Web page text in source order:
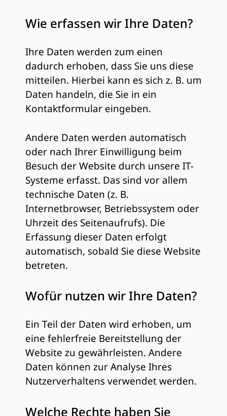
Wie erfassen wir Ihre Daten?
Ihre Daten werden zum einen
dadurch erhoben, dass Sie uns diese
mitteilen. Hierbei kann es sich z. B. um
Daten handeln, die Sie in ein
Kontaktformular eingeben.
Andere Daten werden automatisch
oder nach Ihrer Einwilligung beim
Besuch der Website durch unsere IT-
Systeme erfasst. Das sind vor allem
technische Daten (z. B.
Internetbrowser, Betriebssystem oder
Uhrzeit des Seitenaufrufs). Die
Erfassung dieser Daten erfolgt
automatisch, sobald Sie diese Website
betreten.
Wofür nutzen wir Ihre Daten?
Ein Teil der Daten wird erhoben, um
eine fehlerfreie Bereitstellung der
Website zu gewährleisten. Andere
Daten können zur Analyse Ihres
Nutzerverhaltens verwendet werden.
Welche Rechte haben Sie